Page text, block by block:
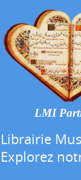
LMI
Librairie
Explorez